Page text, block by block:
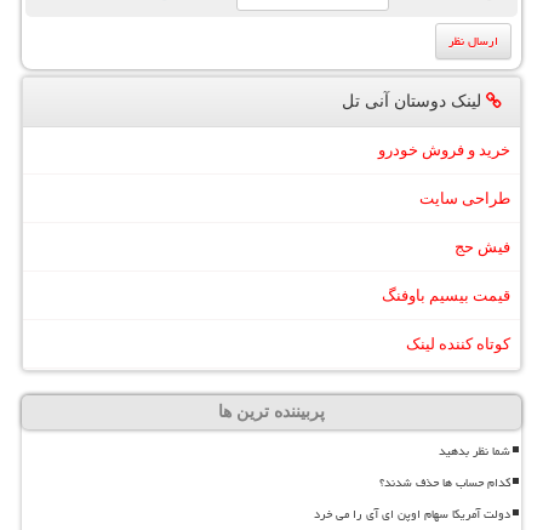
لینک دوستان آنی تل
خرید و فروش خودرو
طراحی سایت
فیش حج
قیمت بیسیم باوفنگ
کوتاه کننده لینک
پربیننده ترین ها
شما نظر بدهید
کدام حساب ها حذف شدند؟
دولت آمریکا سهام اوپن ای آی را می خرد